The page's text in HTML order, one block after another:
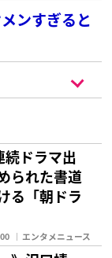
ンすぎると
続ドラマ出
られた書道
る「朝ドラ
エンタメニュース